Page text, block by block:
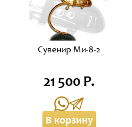
Сувенир Ми-8-2
21 500 Р.
В корзину